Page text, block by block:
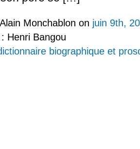
Monchablon on juin 9th,
Henri Bangou
biographique et